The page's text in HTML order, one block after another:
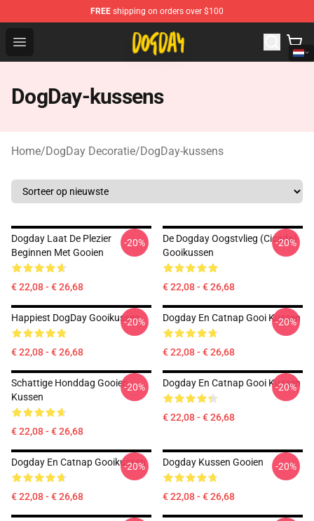
FREE shipping on orders over $100
Open menu
DogDay Store - Official DogDay Merchandise Shop
DogDay-kussens
Home/DogDay Decoratie/DogDay-kussens
Dogday Laat De Plezier
Beginnen Met Gooien
€ 22,08 - € 26,68
-20%
De Dogday Oogstvlieg (Cicada)
Gooikussen
€ 22,08 - € 26,68
-20%
Happiest DogDay Gooikussen
€ 22,08 - € 26,68
-20% Dogday En Catnap Gooi Kussen
€ 22,08 - € 26,68
-20%
Schattige Honddag Gooien
Kussen
€ 22,08 - € 26,68
-20% Dogday En Catnap Gooi Kussen
€ 22,08 - € 26,68
-20%
Dogday En Catnap Gooikussen
€ 22,08 - € 26,68
-20% Dogday Kussen Gooien
€ 22,08 - € 26,68
-20%